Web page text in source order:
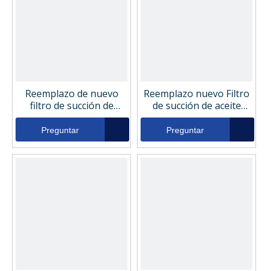
Reemplazo de nuevo
filtro de succión de
aceite hidráulico
Holanda YW50V00004F3
Preguntar
Reemplazo nuevo Filtro
de succión de aceite
hidráulico Holanda
YN50V00025F2
Preguntar